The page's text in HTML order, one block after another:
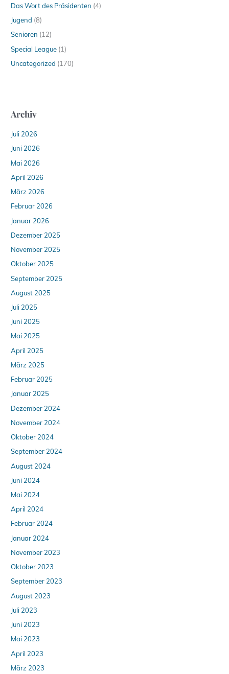
Das Wort des Präsidenten (4)
Jugend (8)
Senioren (12)
Special League (1)
Uncategorized (170)
Archiv
Juli 2026
Juni 2026
Mai 2026
April 2026
März 2026
Februar 2026
Januar 2026
Dezember 2025
November 2025
Oktober 2025
September 2025
August 2025
Juli 2025
Juni 2025
Mai 2025
April 2025
März 2025
Februar 2025
Januar 2025
Dezember 2024
November 2024
Oktober 2024
September 2024
August 2024
Juni 2024
Mai 2024
April 2024
Februar 2024
Januar 2024
November 2023
Oktober 2023
September 2023
August 2023
Juli 2023
Juni 2023
Mai 2023
April 2023
März 2023